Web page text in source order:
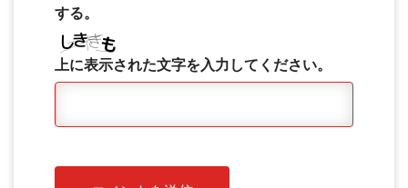
する。
上に表示された文字を入力してください。